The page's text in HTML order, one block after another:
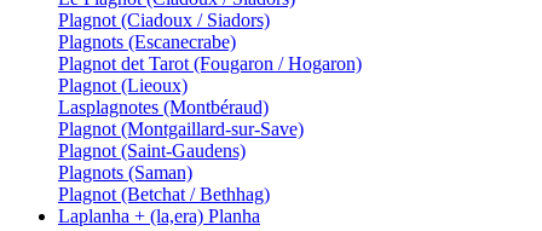
Plagnot (Ciadoux / Siadors)
Plagnots (Escanecrabe)
Plagnot det Tarot (Fougaron / Hogaron)
Plagnot (Lieoux)
Lasplagnotes (Montbéraud)
Plagnot (Montgaillard-sur-Save)
Plagnot (Saint-Gaudens)
Plagnots (Saman)
Plagnot (Betchat / Bethhag)
Laplanha + (la,era) Planha